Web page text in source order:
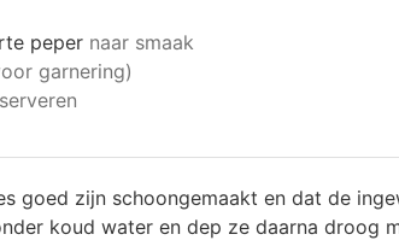
peper naar smaak
garnering)
goed zijn schoongemaakt en dat de
koud water en dep ze daarna droog